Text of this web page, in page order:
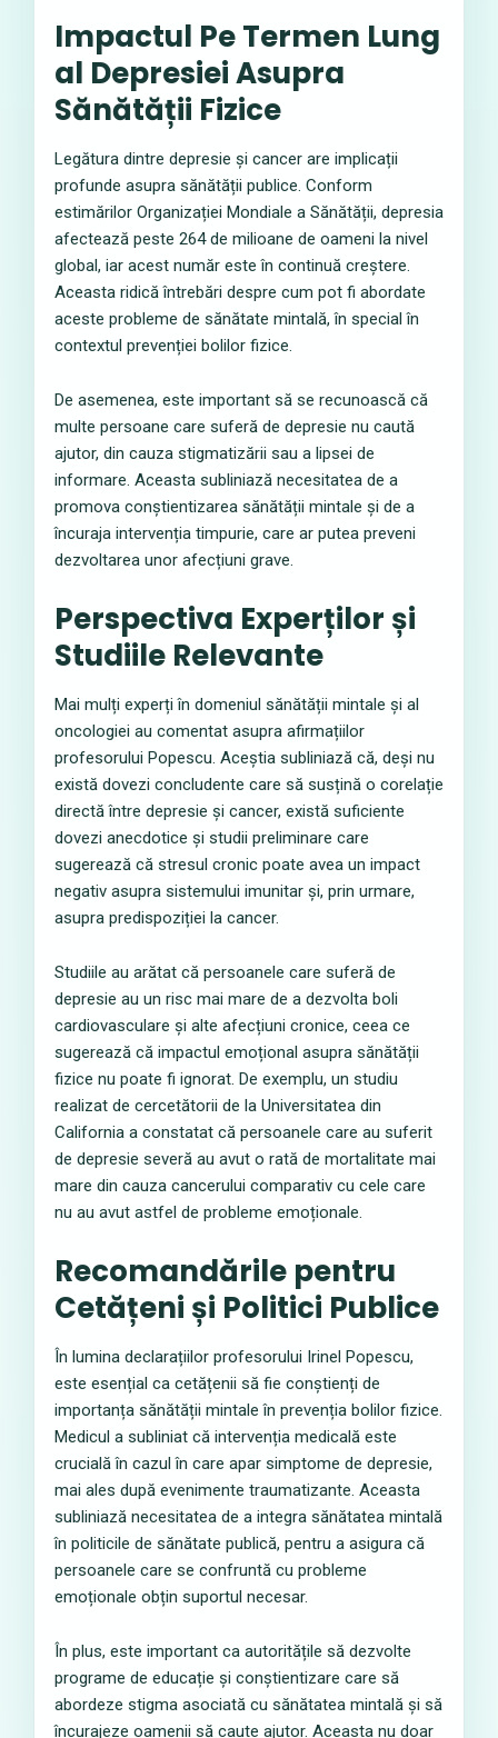
Impactul Pe Termen Lung
al Depresiei Asupra
Sănătății Fizice
Legătura dintre depresie și cancer are implicații
profunde asupra sănătății publice. Conform
estimărilor Organizației Mondiale a Sănătății, depresia
afectează peste 264 de milioane de oameni la nivel
global, iar acest număr este în continuă creștere.
Aceasta ridică întrebări despre cum pot fi abordate
aceste probleme de sănătate mintală, în special în
contextul prevenției bolilor fizice.
De asemenea, este important să se recunoască că
multe persoane care suferă de depresie nu caută
ajutor, din cauza stigmatizării sau a lipsei de
informare. Aceasta subliniază necesitatea de a
promova conștientizarea sănătății mintale și de a
încuraja intervenția timpurie, care ar putea preveni
dezvoltarea unor afecțiuni grave.
Perspectiva Experților și
Studiile Relevante
Mai mulți experți în domeniul sănătății mintale și al
oncologiei au comentat asupra afirmațiilor
profesorului Popescu. Aceștia subliniază că, deși nu
există dovezi concludente care să susțină o corelație
directă între depresie și cancer, există suficiente
dovezi anecdotice și studii preliminare care
sugerează că stresul cronic poate avea un impact
negativ asupra sistemului imunitar și, prin urmare,
asupra predispoziției la cancer.
Studiile au arătat că persoanele care suferă de
depresie au un risc mai mare de a dezvolta boli
cardiovasculare și alte afecțiuni cronice, ceea ce
sugerează că impactul emoțional asupra sănătății
fizice nu poate fi ignorat. De exemplu, un studiu
realizat de cercetătorii de la Universitatea din
California a constatat că persoanele care au suferit
de depresie severă au avut o rată de mortalitate mai
mare din cauza cancerului comparativ cu cele care
nu au avut astfel de probleme emoționale.
Recomandările pentru
Cetățeni și Politici Publice
În lumina declarațiilor profesorului Irinel Popescu,
este esențial ca cetățenii să fie conștienți de
importanța sănătății mintale în prevenția bolilor fizice.
Medicul a subliniat că intervenția medicală este
crucială în cazul în care apar simptome de depresie,
mai ales după evenimente traumatizante. Aceasta
subliniază necesitatea de a integra sănătatea mintală
în politicile de sănătate publică, pentru a asigura că
persoanele care se confruntă cu probleme
emoționale obțin suportul necesar.
În plus, este important ca autoritățile să dezvolte
programe de educație și conștientizare care să
abordeze stigma asociată cu sănătatea mintală și să
încurajeze oamenii să caute ajutor. Aceasta nu doar